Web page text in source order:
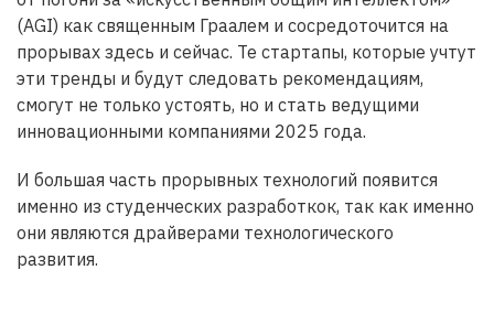
(AGI) как священным Граалем и сосредоточится на
прорывах здесь и сейчас. Те стартапы, которые учтут
эти тренды и будут следовать рекомендациям,
смогут не только устоять, но и стать ведущими
инновационными компаниями 2025 года.
И большая часть прорывных технологий появится
именно из студенческих разработкок, так как именно
они являются драйверами технологического
развития.